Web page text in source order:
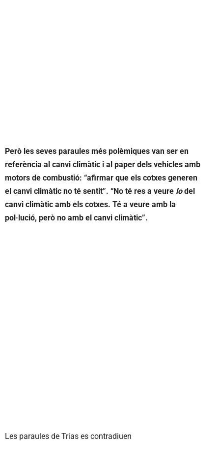
Però les seves paraules més polèmiques van ser en
referència al canvi climàtic i al paper dels vehicles amb
motors de combustió: “afirmar que els cotxes generen
el canvi climàtic no té sentit”. “No té res a veure lodel
canvi climàtic amb els cotxes. Té a veure amb la
pol·lució, però no amb el canvi climàtic”.
Les paraules de Trias es contradiuen